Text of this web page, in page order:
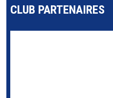
CLUB PARTENAIRES